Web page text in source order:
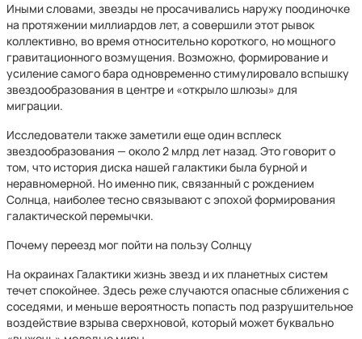
Иными словами, звезды не просачивались наружу поодиночке
на протяжении миллиардов лет, а совершили этот рывок
коллективно, во время относительно короткого, но мощного
гравитационного возмущения. Возможно, формирование и
усиление самого бара одновременно стимулировало вспышку
звездообразования в центре и «открыло шлюзы» для
миграции.
Исследователи также заметили еще один всплеск
звездообразования — около 2 млрд лет назад. Это говорит о
том, что история диска нашей галактики была бурной и
неравномерной. Но именно пик, связанный с рождением
Солнца, наиболее тесно связывают с эпохой формирования
галактической перемычки.
Почему переезд мог пойти на пользу Солнцу
На окраинах Галактики жизнь звезд и их планетных систем
течет спокойнее. Здесь реже случаются опасные сближения с
соседями, и меньше вероятность попасть под разрушительное
воздействие взрыва сверхновой, который может буквально